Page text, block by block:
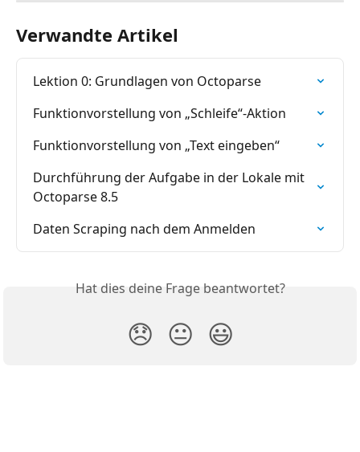
Verwandte Artikel
Lektion 0: Grundlagen von Octoparse
Funktionvorstellung von „Schleife“-Aktion
Funktionvorstellung von „Text eingeben“
Durchführung der Aufgabe in der Lokale mit
Octoparse 8.5
Daten Scraping nach dem Anmelden
Hat dies deine Frage beantwortet?
😞 😐 😃